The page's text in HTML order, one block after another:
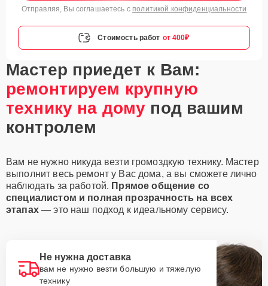
Отправляя, Вы соглашаетесь с политикой конфиденциальности
Стоимость работ от 400₽
Мастер приедет к Вам:
ремонтируем крупную
технику на дому под вашим
контролем
Вам не нужно никуда везти громоздкую технику. Мастер
выполнит весь ремонт у Вас дома, а вы сможете лично
наблюдать за работой. Прямое общение со
специалистом и полная прозрачность на всех
этапах— это наш подход к идеальному сервису.
Не нужна доставка
вам не нужно везти большую и тяжелую
технику